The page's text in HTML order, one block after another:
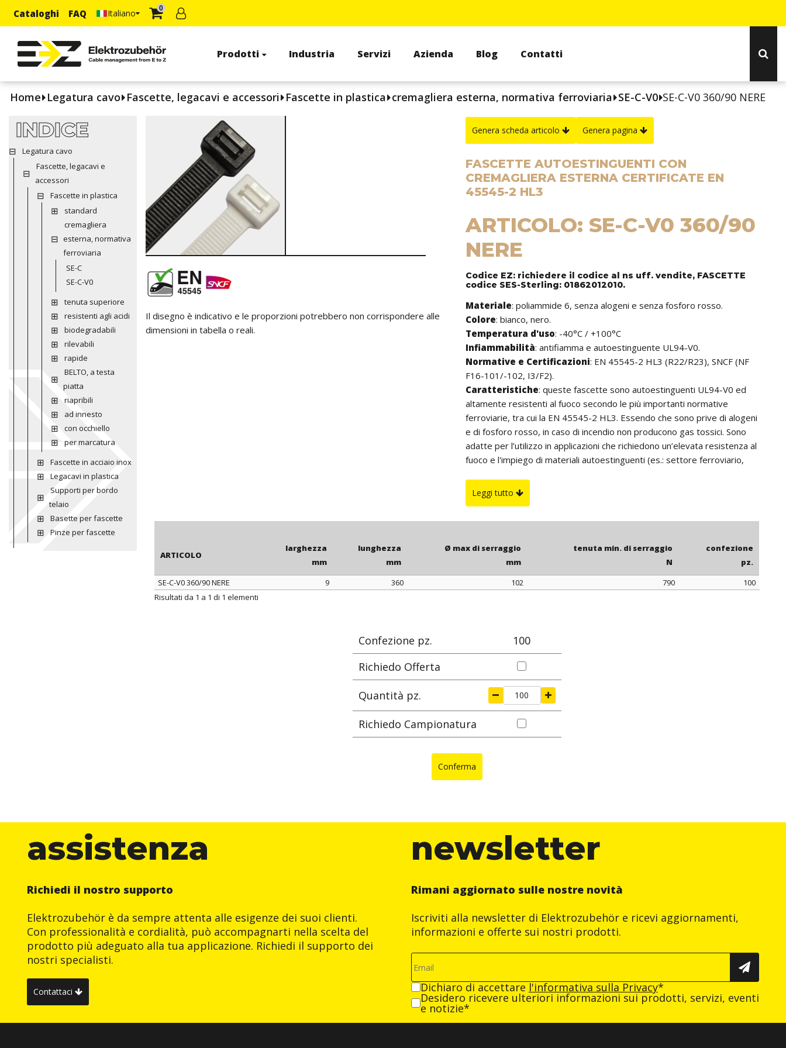
Cataloghi FAQ Italiano 0
Prodotti Industria Servizi Azienda Blog Contatti
Home Legatura cavo Fascette, legacavi e accessori Fascette in plastica cremagliera esterna, normativa ferroviaria SE-C-V0 SE-C-V0 360/90 NERE
INDICE
Legatura cavo
Fascette, legacavi e
accessori
Fascette in plastica
standard
cremagliera
esterna, normativa
ferroviaria
SE-C
SE-C-V0
tenuta superiore
resistenti agli acidi
biodegradabili
rilevabili
rapide
BELTO, a testa
piatta
riapribili
ad innesto
con occhiello
per marcatura
Fascette in acciaio inox
Legacavi in plastica
Supporti per bordo
telaio
Basette per fascette
Pinze per fascette
Il disegno è indicativo e le proporzioni potrebbero non corrispondere alle
dimensioni in tabella o reali.
Genera scheda articolo Genera pagina
FASCETTE AUTOESTINGUENTI CON
CREMAGLIERA ESTERNA CERTIFICATE EN
45545-2 HL3
ARTICOLO: SE-C-V0 360/90
NERE
Codice EZ: richiedere il codice al ns uff. vendite, FASCETTE
codice SES-Sterling: 01862012010.
Materiale: poliammide 6, senza alogeni e senza fosforo rosso.
Colore: bianco, nero.
Temperatura d'uso: -40°C / +100°C
Infiammabilità: antifiamma e autoestinguente UL94-V0.
Normative e Certificazioni: EN 45545-2 HL3 (R22/R23), SNCF (NF
F16-101/-102, I3/F2).
Caratteristiche:queste fascette sono autoestinguenti UL94-V0 ed
altamente resistenti al fuoco secondo le più importanti normative
ferroviarie, tra cui la EN 45545-2 HL3. Essendo che sono prive di alogeni
e di fosforo rosso, in caso di incendio non producono gas tossici. Sono
adatte per l’utilizzo in applicazioni che richiedono un’elevata resistenza al
fuoco e l'impiego di materiali autoestinguenti (es.: settore ferroviario,
essendo esterna, non è a contatto con i cavi; ciò consente di non
danneggiare i cavi anche se utilizzate in ambienti con elevate vibrazioni.
Leggi tutto
ARTICOLO
larghezza
mm
lunghezza
mm
Ø max di serraggio
mm
tenuta min. di serraggio
N
confezione
pz.
ARTICOLO
SE-C-V0 360/90 NERE 9 360 102 790
100
Risultati da 1 a 1 di 1 elementi
Confezione pz.
100
Richiedo Offerta
Quantità pz.
Richiedo Campionatura
Conferma
assistenza
Richiedi il nostro supporto
Elektrozubehör è da sempre attenta alle esigenze dei suoi clienti.
Con professionalità e cordialità, può accompagnarti nella scelta del
prodotto più adeguato alla tua applicazione. Richiedi il supporto dei
nostri specialisti.
Contattaci
newsletter
Rimani aggiornato sulle nostre novità
Iscriviti alla newsletter di Elektrozubehör e ricevi aggiornamenti,
informazioni e offerte sui nostri prodotti.
Dichiaro di accettare l'informativa sulla Privacy*
Desidero ricevere ulteriori informazioni sui prodotti, servizi, eventi
e notizie*